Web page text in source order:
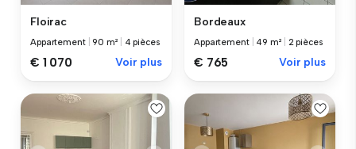
Floirac
Appartement |90 m² 4 pièces
€ 1 070 Voir plus
Bordeaux
Appartement 49 m² 2 pièces
€ 765 Voir plus